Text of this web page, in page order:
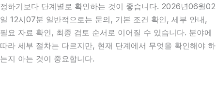
정하기보다 단계별로 확인하는 것이 좋습니다. 2026년06월02
일 12시07분 일반적으로는 문의, 기본 조건 확인, 세부 안내,
필요 자료 확인, 최종 검토 순서로 이어질 수 있습니다. 분야에
따라 세부 절차는 다르지만, 현재 단계에서 무엇을 확인해야 하
는지 아는 것이 중요합니다.